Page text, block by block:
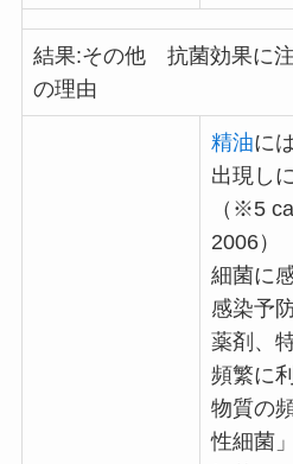
結果:その他 抗菌効果に
の理由
精油に
出現し
（※5
2006）
細菌に
感染予
薬剤、
頻繁に
物質の
性細菌